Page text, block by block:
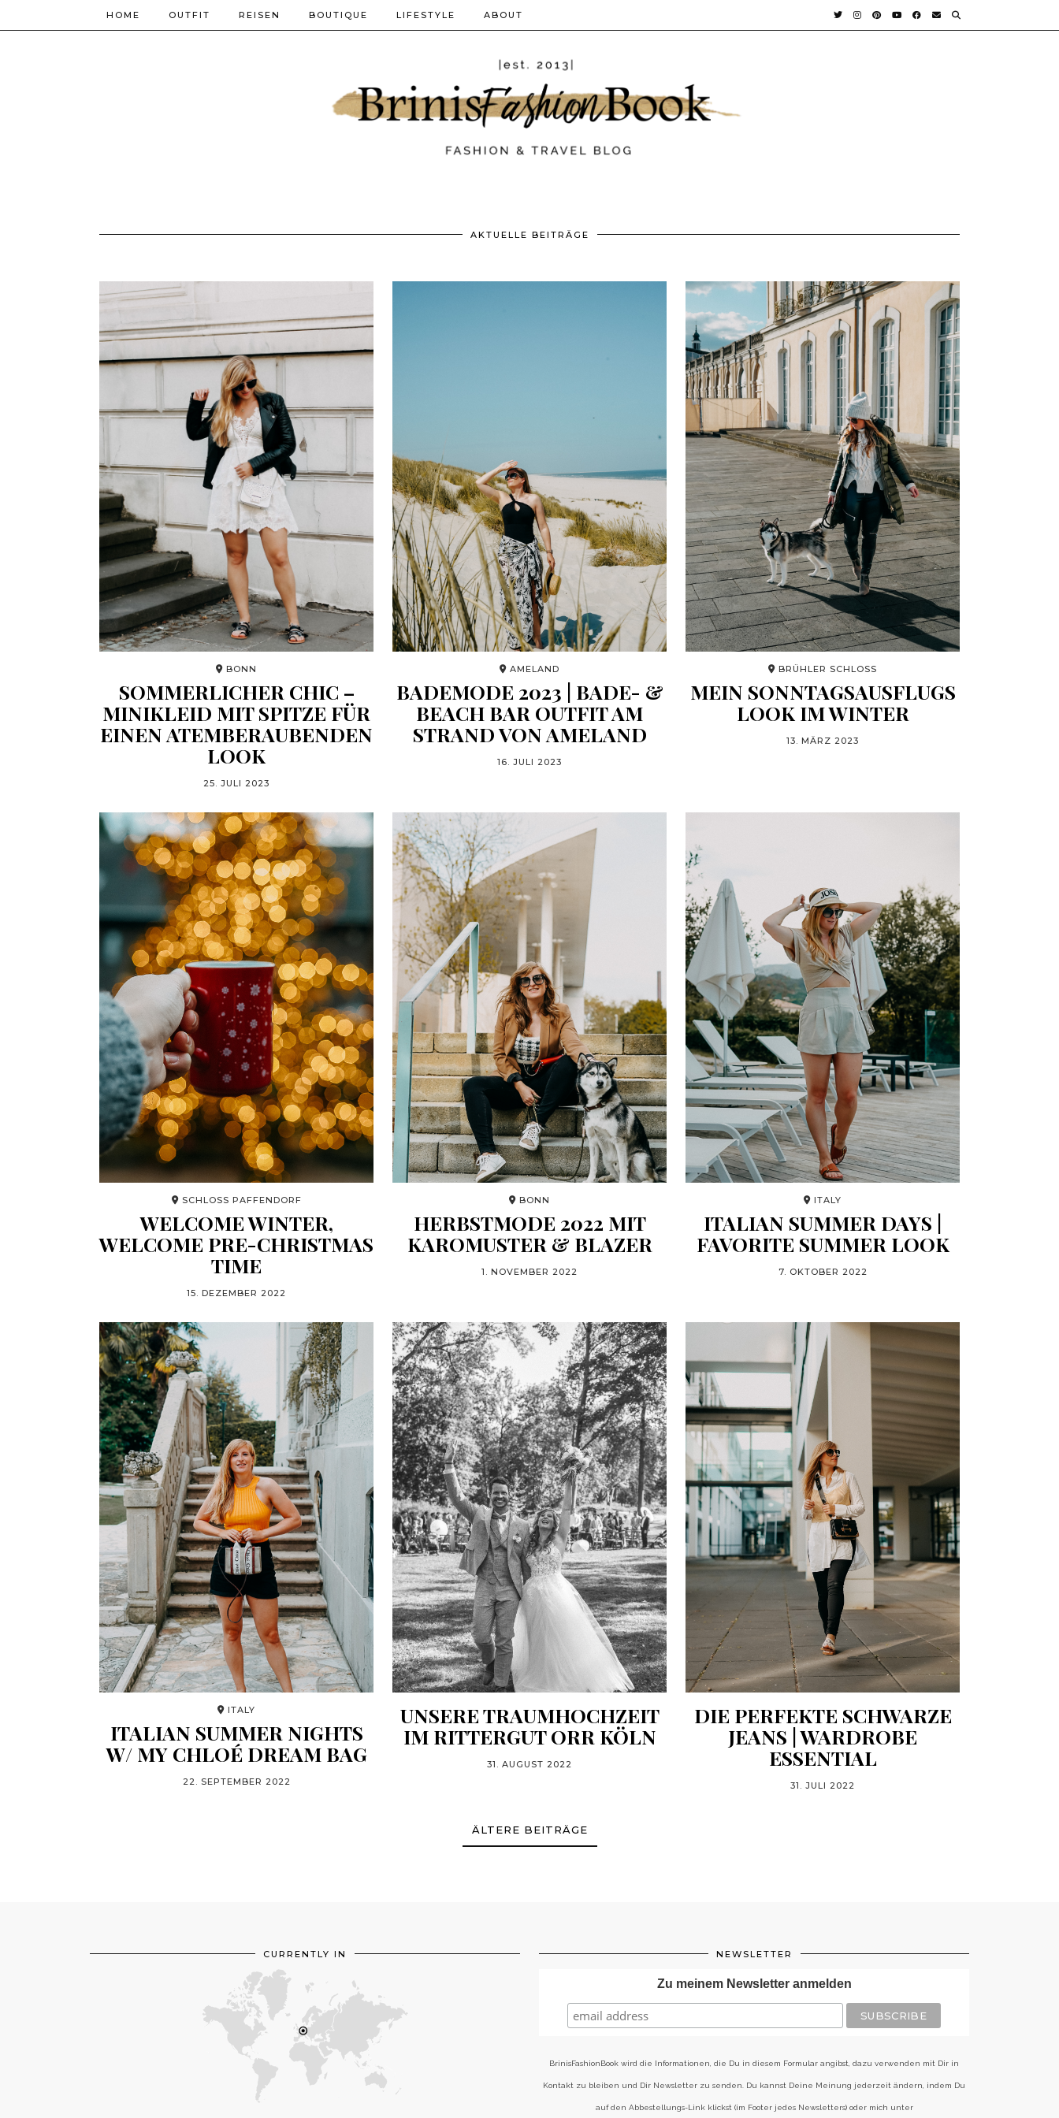
HOME OUTFIT REISEN BOUTIQUE LIFESTYLE ABOUT
AKTUELLE BEITRÄGE
BONN
SOMMERLICHER CHIC –
MINIKLEID MIT SPITZE FÜR
EINEN ATEMBERAUBENDEN
LOOK
25. JULI 2023
AMELAND
BADEMODE 2023 | BADE- &
BEACH BAR OUTFIT AM
STRAND VON AMELAND
16. JULI 2023
BRÜHLER SCHLOSS
MEIN SONNTAGSAUSFLUGS
LOOK IM WINTER
13. MÄRZ 2023
SCHLOSS PAFFENDORF
WELCOME WINTER,
WELCOME PRE-CHRISTMAS
TIME
15. DEZEMBER 2022
BONN
HERBSTMODE 2022 MIT
KAROMUSTER & BLAZER
1. NOVEMBER 2022
ITALY
ITALIAN SUMMER DAYS |
FAVORITE SUMMER LOOK
7. OKTOBER 2022
ITALY
ITALIAN SUMMER NIGHTS
W/ MY CHLOÉ DREAM BAG
22. SEPTEMBER 2022
UNSERE TRAUMHOCHZEIT
IM RITTERGUT ORR KÖLN
31. AUGUST 2022
DIE PERFEKTE SCHWARZE
JEANS | WARDROBE
ESSENTIAL
31. JULI 2022
ÄLTERE BEITRÄGE
CURRENTLY IN NEWSLETTER
Zu meinem Newsletter anmelden
BrinisFashionBook wird die Informationen, die Du in diesem Formular angibst, dazu verwenden mit Dir in
Kontakt zu bleiben und Dir Newsletter zu senden. Du kannst Deine Meinung jederzeit ändern, indem Du
auf den Abbestellungs-Link klickst (im Footer jedes Newsletters) oder mich unter